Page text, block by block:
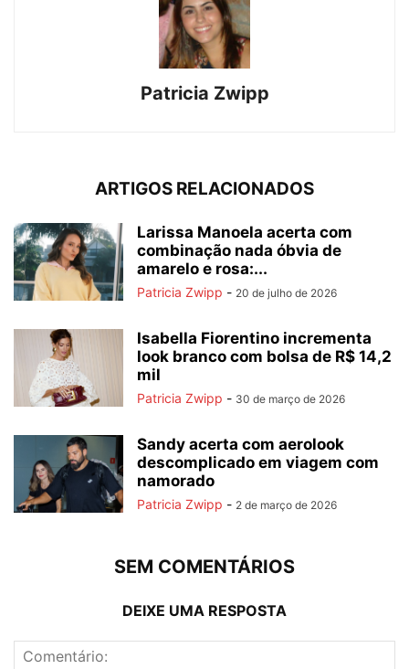
Patricia Zwipp
ARTIGOS RELACIONADOS
Larissa Manoela acerta com
combinação nada óbvia de
amarelo e rosa:...
Patricia Zwipp - 20 de julho de 2026
Isabella Fiorentino incrementa
look branco com bolsa de R$ 14,2
mil
Patricia Zwipp - 30 de março de 2026
Sandy acerta com aerolook
descomplicado em viagem com
namorado
Patricia Zwipp - 2 de março de 2026
SEM COMENTÁRIOS
DEIXE UMA RESPOSTA